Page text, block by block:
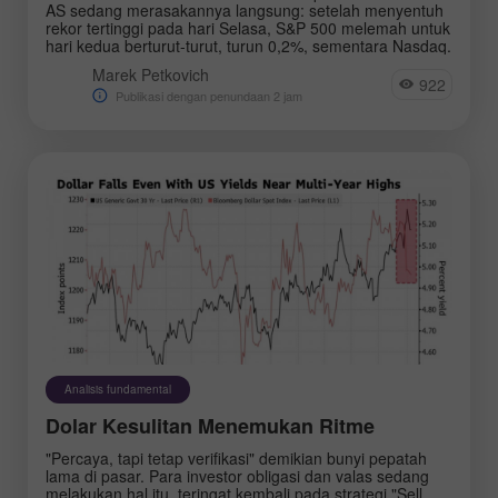
AS sedang merasakannya langsung: setelah menyentuh
rekor tertinggi pada hari Selasa, S&P 500 melemah untuk
hari kedua berturut-turut, turun 0,2%, sementara Nasdaq.
Marek Petkovich
Publikasi dengan penundaan 2 jam 922
Analisis fundamental
Dolar Kesulitan Menemukan Ritme
"Percaya, tapi tetap verifikasi" demikian bunyi pepatah
lama di pasar. Para investor obligasi dan valas sedang
melakukan hal itu, teringat kembali pada strategi "Sell